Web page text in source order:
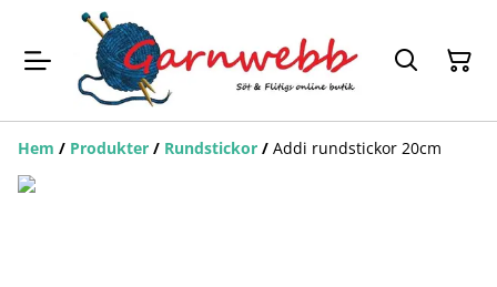
Hem / Produkter / Rundstickor / Addi rundstickor 20cm